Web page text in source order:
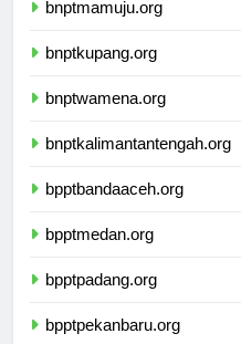
bnptmamuju.org
bnptkupang.org
bnptwamena.org
bnptkalimantantengah.org
bpptbandaaceh.org
bpptmedan.org
bpptpadang.org
bpptpekanbaru.org